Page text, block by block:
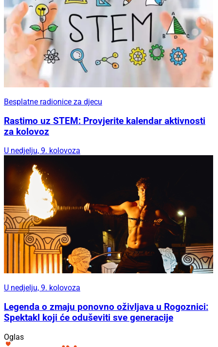
Besplatne radionice za djecu
Rastimo uz STEM: Provjerite kalendar aktivnosti
za kolovoz
U nedjelju, 9. kolovoza
U nedjelju, 9. kolovoza
Legenda o zmaju ponovno oživljava u Rogoznici:
Spektakl koji će oduševiti sve generacije
Oglas